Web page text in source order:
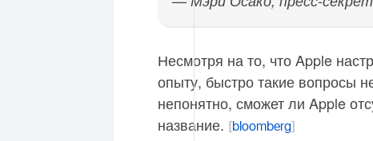
Несмотря на то, что Apple
опыту, быстро такие вопросы
непонятно, сможет ли Apple
название.
bloomberg